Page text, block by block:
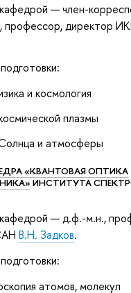
— член-
профессор, директор
и космология
плазмы
и атмосферы
«КВАНТОВАЯ ОПТИКА
ИНСТИТУТА
— д.ф.-м.н.,
В.Н. Задков.
атомов, молекул